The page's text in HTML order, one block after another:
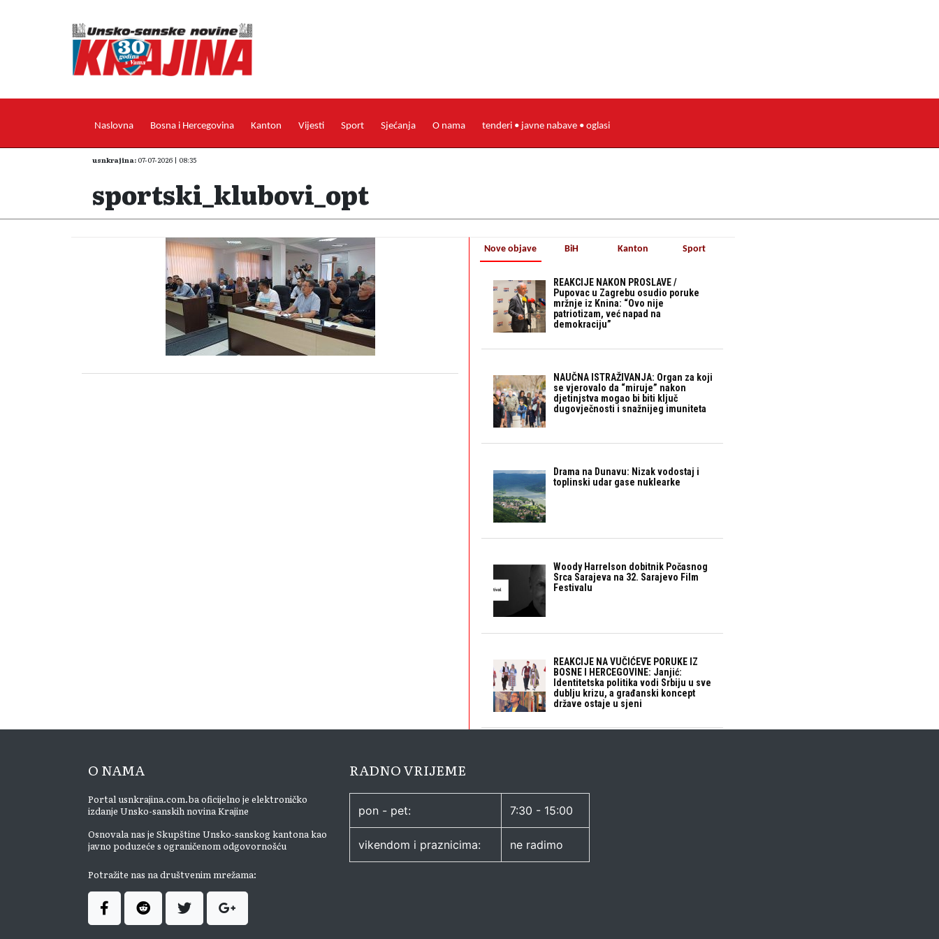
Naslovna Bosna i Hercegovina Kanton Vijesti Sport Sjećanja O nama tenderi • javne nabave • oglasi
usnkrajina: 07-07-2026 | 08:35
sportski_klubovi_opt
Nove objave
REAKCIJE NAKON PROSLAVE /
Pupovac u Zagrebu osudio poruke
mržnje iz Knina: “Ovo nije
patriotizam, već napad na
demokraciju”
NAUČNA ISTRAŽIVANJA: Organ za koji
se vjerovalo da “miruje” nakon
djetinjstva mogao bi biti ključ
dugovječnosti i snažnijeg imuniteta
Drama na Dunavu: Nizak vodostaj i
toplinski udar gase nuklearke
Woody Harrelson dobitnik Počasnog
Srca Sarajeva na 32. Sarajevo Film
Festivalu
REAKCIJE NA VUČIĆEVE PORUKE IZ
BOSNE I HERCEGOVINE: Janjić:
Identitetska politika vodi Srbiju u sve
dublju krizu, a građanski koncept
države ostaje u sjeni
BiH Kanton Sport
O NAMA
Portal usnkrajina.com.ba oficijelno je elektroničko
izdanje Unsko-sanskih novina Krajine
Osnovala nas je Skupštine Unsko-sanskog kantona kao
javno poduzeće s ograničenom odgovornošću
Potražite nas na društvenim mrežama:
RADNO VRIJEME
pon - pet: 7:30 - 15:00
vikendom i praznicima: ne radimo